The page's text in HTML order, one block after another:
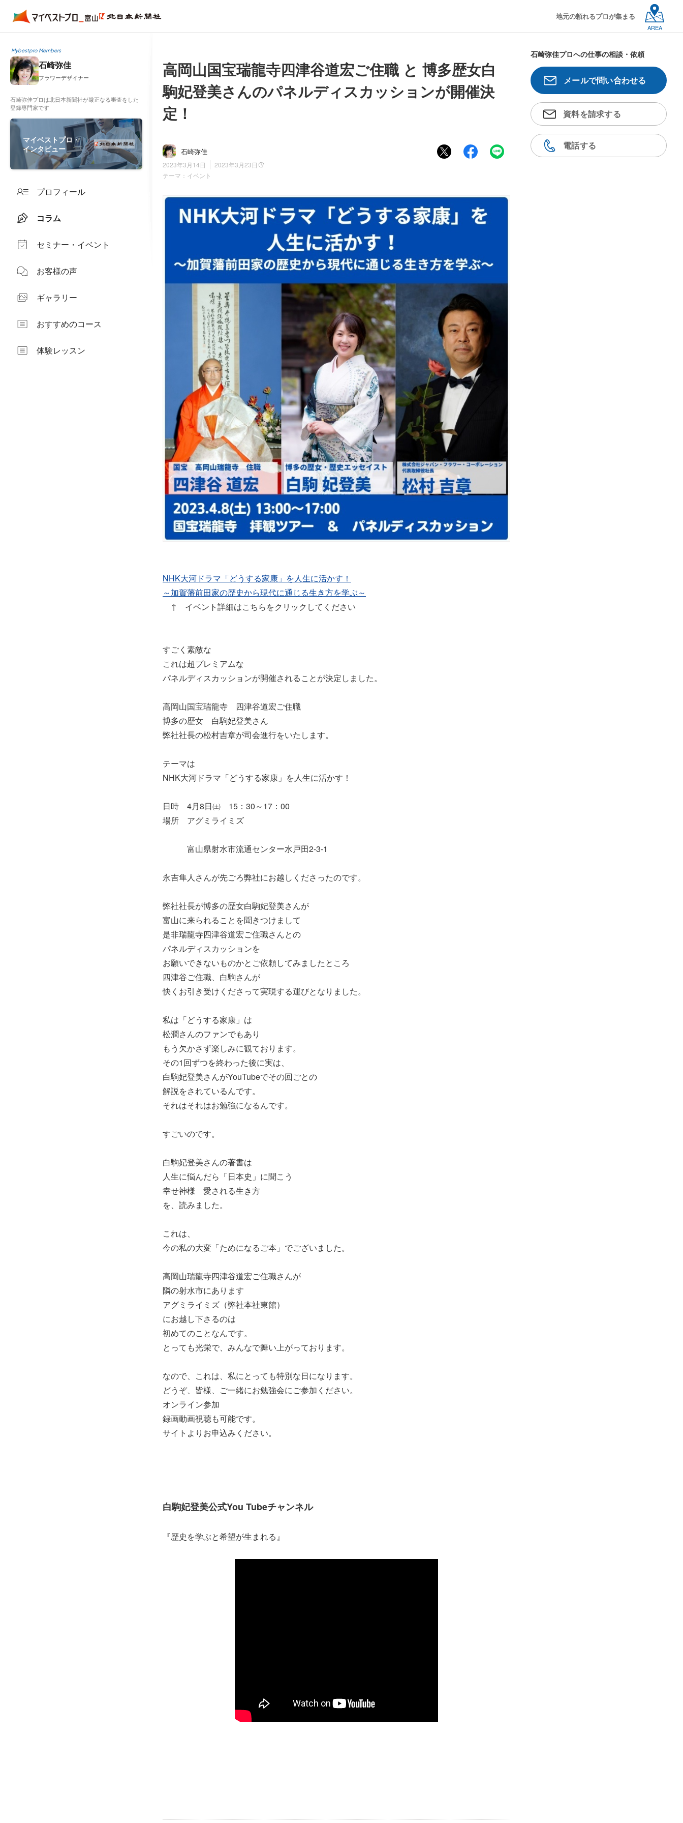
地元の頼れるプロが集まる
AREA
Mybestpro Members
石崎弥佳
フラワーデザイナー
石崎弥佳プロは北日本新聞社が厳正なる審査をした
登録専門家です
マイベストプロ・
インタビュー
プロフィール
コラム
セミナー・イベント
お客様の声
ギャラリー
おすすめのコース
体験レッスン
高岡山国宝瑞龍寺四津谷道宏ご住職 と 博多歴女白
駒妃登美さんのパネルディスカッションが開催決
定！
石崎弥佳
2023年3月14日
2023年3月23日
テーマ： イベント
NHK大河ドラマ「どうする家康」を人生に活かす！
～加賀藩前田家の歴史から現代に通じる生き方を学ぶ～
↑ イベント詳細はこちらをクリックしてください
すごく素敵な
これは超プレミアムな
パネルディスカッションが開催されることが決定しました。
高岡山国宝瑞龍寺 四津谷道宏ご住職
博多の歴女 白駒妃登美さん
弊社社長の松村吉章が司会進行をいたします。
テーマは
NHK大河ドラマ「どうする家康」を人生に活かす！
日時 4月8日㈯ 15：30～17：00
場所 アグミライミズ
富山県射水市流通センター水戸田2-3-1
永吉隼人さんが先ごろ弊社にお越しくださったのです。
弊社社長が博多の歴女白駒妃登美さんが
富山に来られることを聞きつけまして
是非瑞龍寺四津谷道宏ご住職さんとの
パネルディスカッションを
お願いできないものかとご依頼してみましたところ
四津谷ご住職、白駒さんが
快くお引き受けくださって実現する運びとなりました。
私は「どうする家康」は
松潤さんのファンでもあり
もう欠かさず楽しみに観ております。
その1回ずつを終わった後に実は、
白駒妃登美さんがYouTubeでその回ごとの
解説をされているんです。
それはそれはお勉強になるんです。
すごいのです。
白駒妃登美さんの著書は
人生に悩んだら「日本史」に聞こう
幸せ神様 愛される生き方
を、読みました。
これは、
今の私の大変「ためになるご本」でございました。
高岡山瑞龍寺四津谷道宏ご住職さんが
隣の射水市にあります
アグミライミズ（弊社本社東館）
にお越し下さるのは
初めてのことなんです。
とっても光栄で、みんなで舞い上がっております。
なので、これは、私にとっても特別な日になります。
どうぞ、皆様、ご一緒にお勉強会にご参加ください。
オンライン参加
録画動画視聴も可能です。
サイトよりお申込みください。
白駒妃登美公式You Tubeチャンネル
『歴史を学ぶと希望が生まれる』
石崎弥佳プロへの仕事の相談・依頼
メールで問い合わせる
資料を請求する
電話する